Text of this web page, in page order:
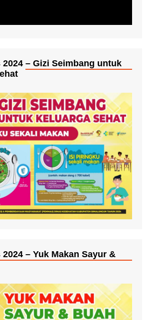
– Gizi Seimbang untuk
– Yuk Makan Sayur &